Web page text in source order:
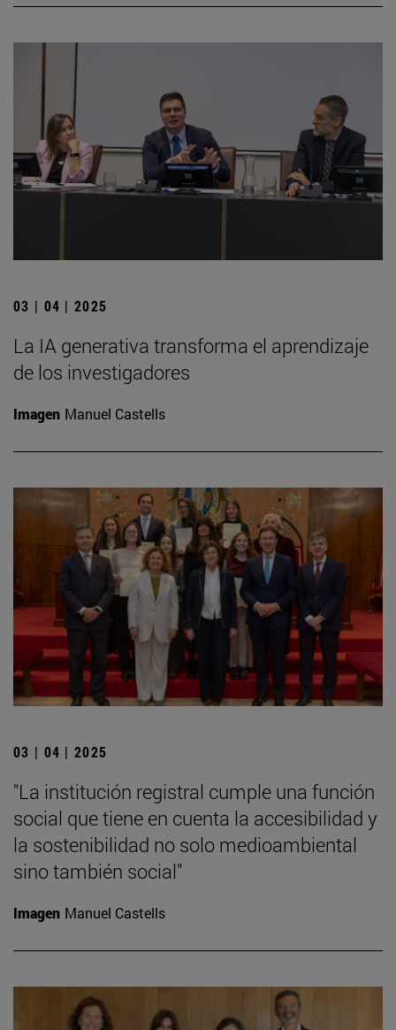
03 | 04 | 2025
La IA generativa transforma el aprendizaje
de los investigadores
Imagen Manuel Castells
03 | 04 | 2025
"La institución registral cumple una función
social que tiene en cuenta la accesibilidad y
la sostenibilidad no solo medioambiental
sino también social"
Imagen Manuel Castells